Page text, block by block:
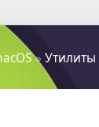
» Утилиты